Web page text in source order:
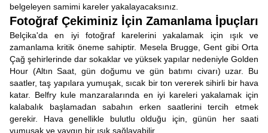
belgeleyen samimi kareler yakalayacaksınız.
Fotoğraf Çekiminiz İçin Zamanlama İpuçları
Belçika'da en iyi fotoğraf karelerini yakalamak için ışık ve
zamanlama kritik öneme sahiptir. Mesela Brugge, Gent gibi Orta
Çağ şehirlerinde dar sokaklar ve yüksek yapılar nedeniyle Golden
Hour (Altın Saat, gün doğumu ve gün batımı civarı) uzar. Bu
saatler, taş yapılara yumuşak, sıcak bir ton vererek sihirli bir hava
katar. Belfry kule manzaralarında en iyi kareleri yakalamak için
kalabalık başlamadan sabahın erken saatlerini tercih etmek
gerekir. Hava genellikle bulutlu olduğu için, günün her saati
yumuşak ve yaygın bir ışık sağlayabilir.